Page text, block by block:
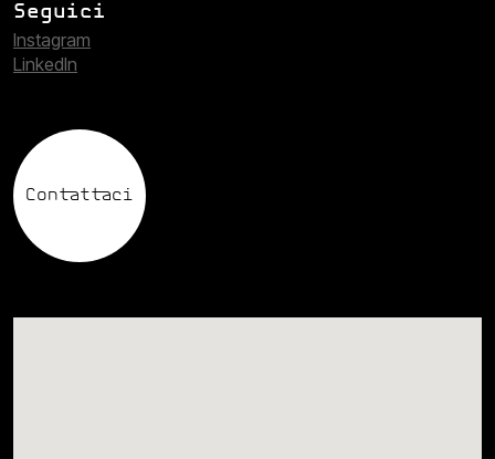
Seguici
Instagram
Linkedln
Contattaci